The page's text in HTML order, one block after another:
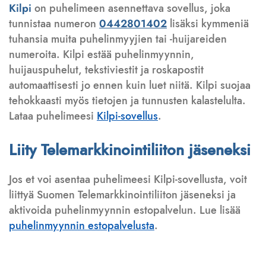
Kilpi on puhelimeen asennettava sovellus, joka
tunnistaa numeron 0442801402 lisäksi kymmeniä
tuhansia muita puhelinmyyjien tai -huijareiden
numeroita. Kilpi estää puhelinmyynnin,
huijauspuhelut, tekstiviestit ja roskapostit
automaattisesti jo ennen kuin luet niitä. Kilpi suojaa
tehokkaasti myös tietojen ja tunnusten kalastelulta.
Lataa puhelimeesi Kilpi-sovellus.
Liity Telemarkkinointiliiton jäseneksi
Jos et voi asentaa puhelimeesi Kilpi-sovellusta, voit
liittyä Suomen Telemarkkinointiliiton jäseneksi ja
aktivoida puhelinmyynnin estopalvelun. Lue lisää
puhelinmyynnin estopalvelusta.